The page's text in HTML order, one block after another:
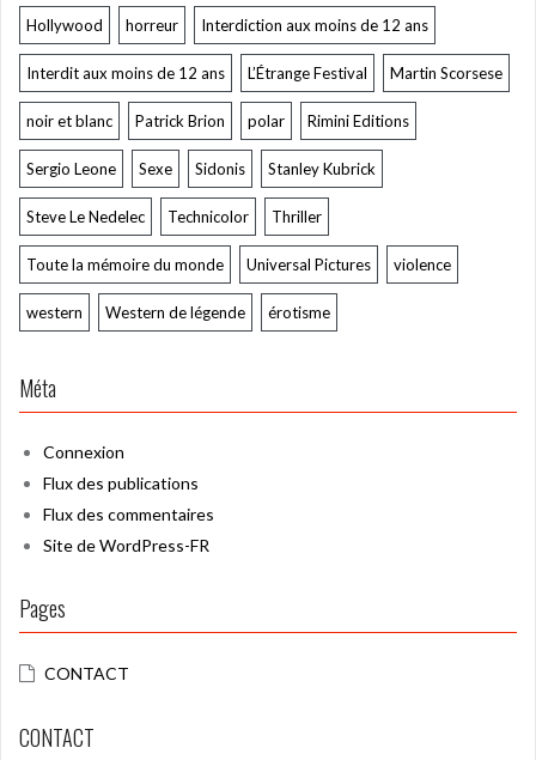
Hollywood horreur Interdiction aux moins de 12 ans
Interdit aux moins de 12 ans L’Étrange Festival Martin Scorsese
noir et blanc Patrick Brion polar Rimini Editions
Sergio Leone Sexe Sidonis Stanley Kubrick
Steve Le Nedelec Technicolor Thriller
Toute la mémoire du monde Universal Pictures violence
western Western de légende érotisme
Méta
Connexion
Flux des publications
Flux des commentaires
Site de WordPress-FR
Pages
CONTACT
CONTACT